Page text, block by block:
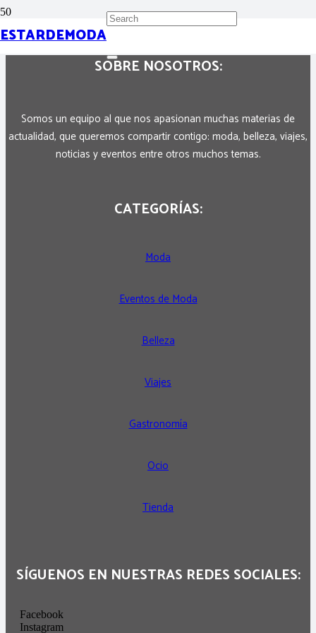
ESTARDEMODA
SOBRE NOSOTROS:
Somos un equipo al que nos apasionan muchas materias de
actualidad, que queremos compartir contigo: moda, belleza, viajes,
noticias y eventos entre otros muchos temas.
CATEGORÍAS:
Moda
Eventos de Moda
Belleza
Viajes
Gastronomía
Ocio
Tienda
SÍGUENOS EN NUESTRAS REDES SOCIALES:
Facebook
Instagram